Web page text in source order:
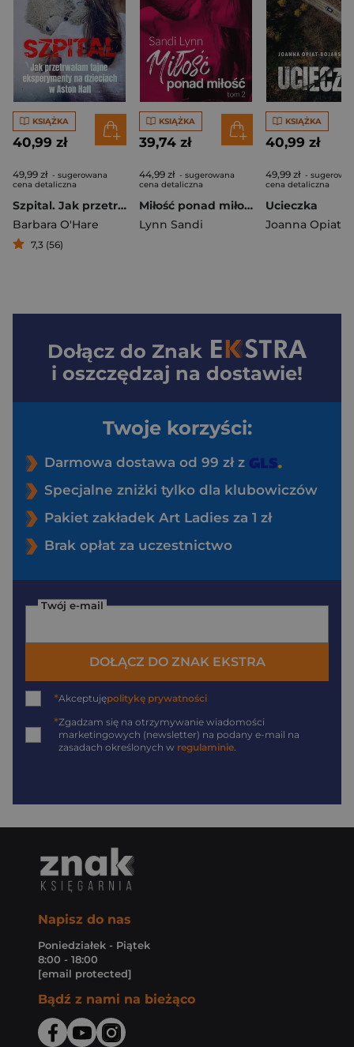
KSIĄŻKA
40,99 zł
49,99 zł - sugerowana
cena detaliczna
Szpital. Jak przetrwałam tajne eksperymenty na dzieciach w Aston Hall
Barbara O'Hare
7,3 (56)
KSIĄŻKA
39,74 zł
44,99 zł - sugerowana
cena detaliczna
Miłość ponad miłość. Miłość po miłości. Tom 2
Lynn Sandi
KSIĄŻKA
40,99 zł
49,99 zł -
cena detaliczna
Ucieczka
Dołącz do Znak
i oszczędzaj na dostawie!
Twoje korzyści:
Darmowa dostawa od 99 zł z
Specjalne zniżki tylko dla klubowiczów
Pakiet zakładek Art Ladies za 1 zł
Brak opłat za uczestnictwo
Twój e-mail
DOŁĄCZ DO ZNAK EKSTRA
*Akceptujępolitykę prywatności
*Zgadzam się na otrzymywanie wiadomości
marketingowych (newsletter) na podany e-mail na
zasadach określonych w regulaminie.
Napisz do nas
Poniedziałek - Piątek
8:00 - 18:00
[email protected]
Bądź z nami na bieżąco